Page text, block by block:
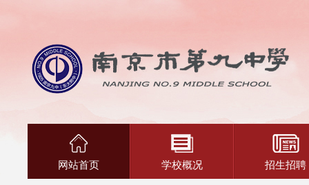
网站首页 学校概况 招生招聘